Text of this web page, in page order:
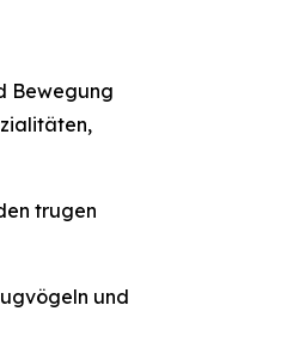
Bewegung
trugen
und